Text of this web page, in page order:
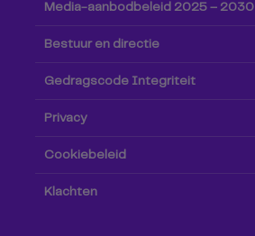
Media-aanbodbeleid 2025 – 2030
Bestuur en directie
Gedragscode Integriteit
Privacy
Cookiebeleid
Klachten